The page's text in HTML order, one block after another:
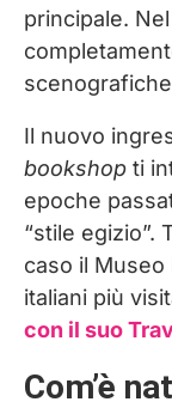
principale.
Il nuovo
bookshop ti
epoche
“stile egizio”.
caso il
italiani più
con il suo
Com’è